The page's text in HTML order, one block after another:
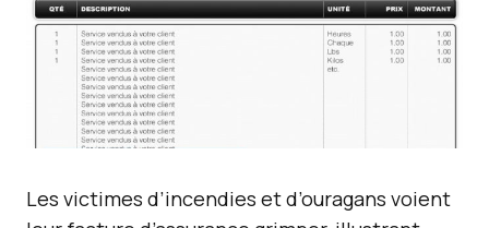
Les victimes d’incendies et d’ouragans voient